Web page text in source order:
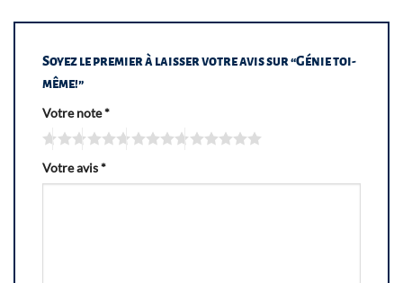
Soyez le premier à laisser votre avis sur “Génie toi-
même!”
Votre note*
Votre avis*